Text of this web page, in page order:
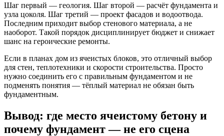
Шаг первый — геология. Шаг второй — расчёт фундамента и
узла цоколя. Шаг третий — проект фасадов и водоотвода.
Последним приходит выбор стенового материала, а не
наоборот. Такой порядок дисциплинирует бюджет и снижает
шанс на героические ремонты.
Если в планах дом из ячеистых блоков, это отличный выбор
для стен, теплотехники и скорости строительства. Просто
нужно соединить его с правильным фундаментом и не
подменять понятия — тёплый материал не обязан быть
фундаментным.
Вывод: где место ячеистому бетону и
почему фундамент — не его сцена